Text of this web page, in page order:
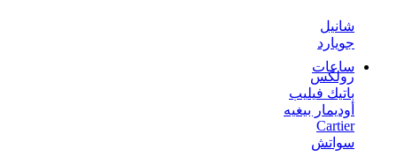
شانيل
جويارد
ساعات
رولكس
باتيك فيليب
أوديمار بيغيه
Cartier
سواتش